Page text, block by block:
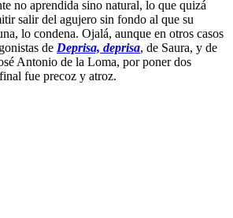
no aprendida sino natural, lo que quizá
salir del agujero sin fondo al que su
lo condena. Ojalá, aunque en otros casos
de Deprisa, deprisa, de Saura, y de
Antonio de la Loma, por poner dos
fue precoz y atroz.